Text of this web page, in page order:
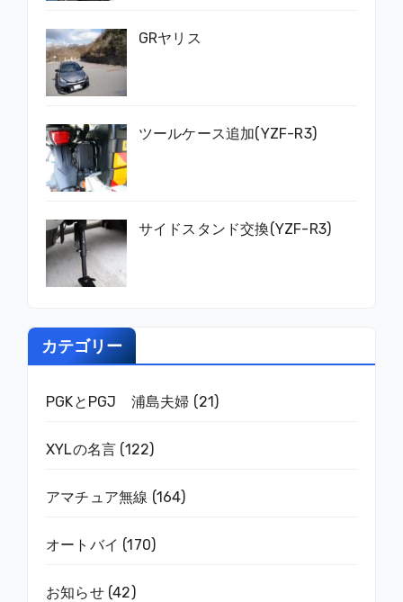
GRヤリス
ツールケース追加(YZF-R3)
サイドスタンド交換(YZF-R3)
カテゴリー
PGKとPGJ 浦島夫婦 (21)
XYLの名言 (122)
アマチュア無線 (164)
オートバイ (170)
お知らせ(42)